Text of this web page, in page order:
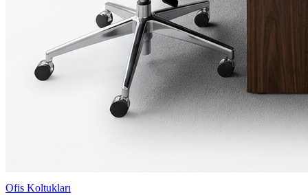
Ofis Koltukları